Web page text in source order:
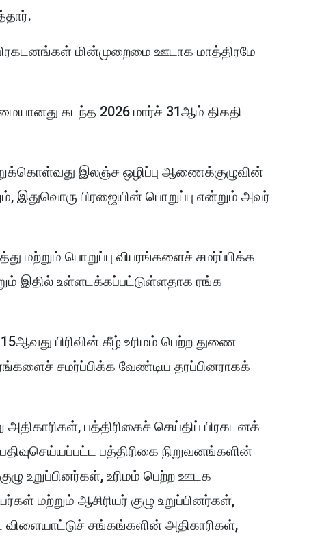
பிரகடனங்கள் மின்முறைமை ஊடாக மாத்திரமே
கடந்த 2026 மார்ச் 31ஆம் திகதி
இலஞ்ச ஒழிப்பு ஆணைக்குழுவின்
பிரஜையின் பொறுப்பு என்றும் அவர்
மற்றும் பொறுப்பு விபரங்களைச் சமர்ப்பிக்க
இதில் உள்ளடக்கப்பட்டுள்ளதாக ரங்க
பிரிவின் கீழ் உரிமம் பெற்ற துணை
சமர்ப்பிக்க வேண்டிய தரப்பினராகக்
பத்திரிகைச் செய்திப் பிரகடனக்
பத்திரிகை நிறுவனங்களின்
உறுப்பினர்கள், உரிமம் பெற்ற ஊடக
மற்றும் ஆசிரியர் குழு உறுப்பினர்கள்,
விளையாட்டுச் சங்கங்களின் அதிகாரிகள்,